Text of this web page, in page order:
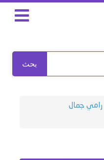
بحث
رامي جمال